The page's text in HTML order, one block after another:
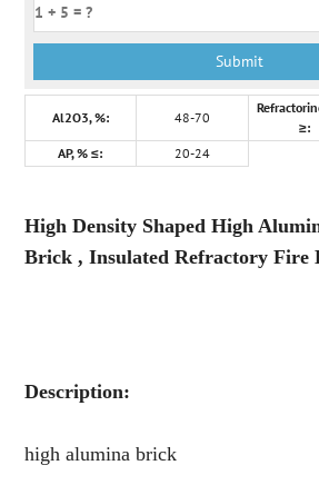
Al2O3, %: 48-70
≥:
AP, % ≤: 20-24
High Density Shaped High
Brick , Insulated Refractory Fire
Description:
high alumina brick